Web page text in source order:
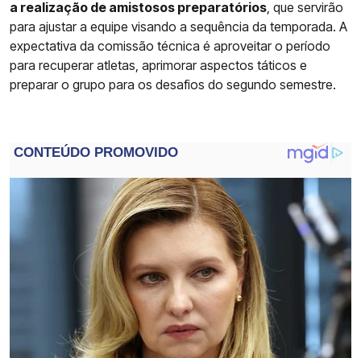
a realização de amistosos preparatórios , que servirão
para ajustar a equipe visando a sequência da temporada. A
expectativa da comissão técnica é aproveitar o período
para recuperar atletas, aprimorar aspectos táticos e
preparar o grupo para os desafios do segundo semestre.